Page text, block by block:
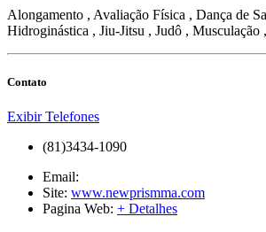
Alongamento , Avaliação Física , Dança de
Hidroginástica , Jiu-Jitsu , Judô , Musculação
Contato
Exibir Telefones
(81)3434-1090
Email:
Site: www.newprismma.com
Pagina Web: + Detalhes